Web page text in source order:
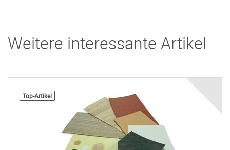
Weitere interessante Artikel
Top-Artikel